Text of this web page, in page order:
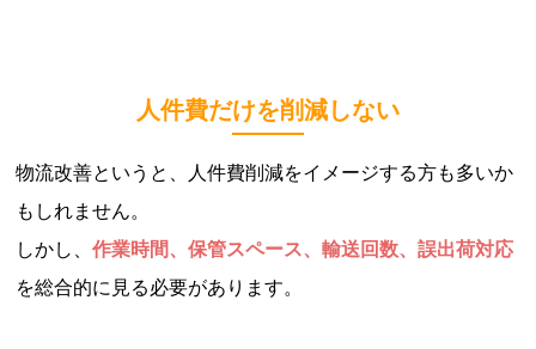
人件費だけを削減しない
物流改善というと、人件費削減をイメージする方も多いか
もしれません。
しかし、作業時間、保管スペース、輸送回数、誤出荷対応
を総合的に見る必要があります。